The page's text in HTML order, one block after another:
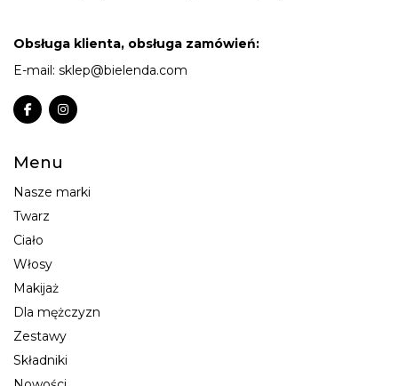
Obsługa klienta, obsługa zamówień:
E-mail: sklep@bielenda.com
Menu
Nasze marki
Twarz
Ciało
Włosy
Makijaż
Dla mężczyzn
Zestawy
Składniki